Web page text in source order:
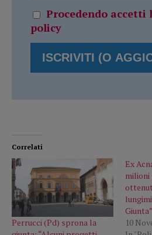
Procedendo accetti
policy
Correlati
Perrucci (Pd) sprona la
Ex
milioni
Giunta”
10